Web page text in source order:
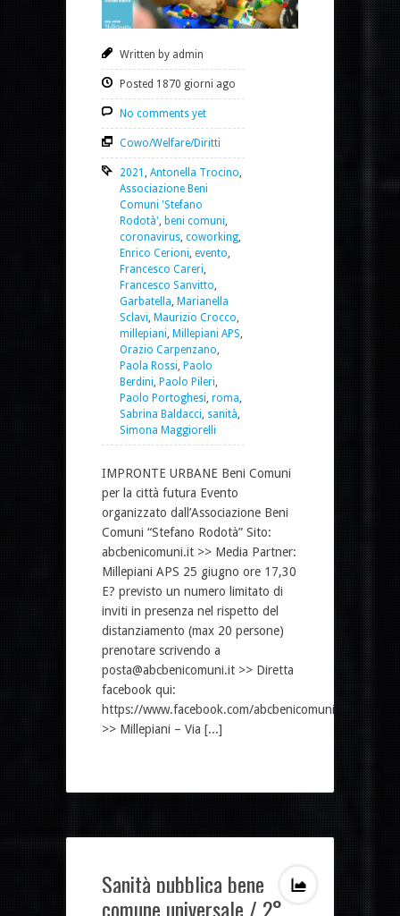
Written by admin
Posted 1870 giorni ago
No comments yet
Cowo/Welfare/Diritti
2021 , Antonella Trocino,
Associazione Beni
Comuni 'Stefano
Rodotà', beni comuni,
coronavirus, coworking,
Enrico Cerioni, evento,
Francesco Careri,
Francesco Sanvitto,
Garbatella, Marianella
Sclavi, Maurizio Crocco,
millepiani, Millepiani APS,
Orazio Carpenzano,
Paola Rossi, Paolo
Berdini, Paolo Pileri,
Paolo Portoghesi, roma,
Sabrina Baldacci, sanità,
Simona Maggiorelli
IMPRONTE URBANE Beni Comuni
per la città futura Evento
organizzato dall’Associazione Beni
Comuni “Stefano Rodotà” Sito:
abcbenicomuni.it >> Media Partner:
Millepiani APS 25 giugno ore 17,30
E? previsto un numero limitato di
inviti in presenza nel rispetto del
distanziamento (max 20 persone)
prenotare scrivendo a
posta@abcbenicomuni.it >> Diretta
facebook qui:
https://www.facebook.com/abcbenicomuni
>> Millepiani – Via [...]
Sanità pubblica bene
comune universale / 2°